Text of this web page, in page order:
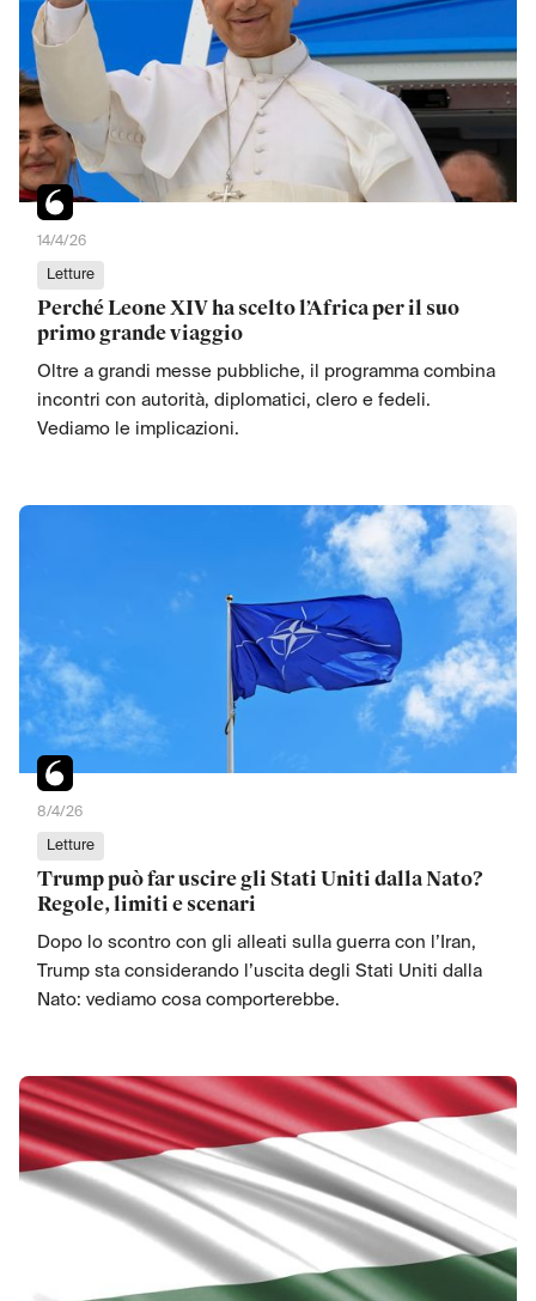
14/4/26
Letture
‍Perché Leone XIV ha scelto l’Africa per il suo
primo grande viaggio
Oltre a grandi messe pubbliche, il programma combina
incontri con autorità, diplomatici, clero e fedeli.
Vediamo le implicazioni.
8/4/26
Letture
Trump può far uscire gli Stati Uniti dalla Nato?
Regole, limiti e scenari
Dopo lo scontro con gli alleati sulla guerra con l’Iran,
Trump sta considerando l’uscita degli Stati Uniti dalla
Nato: vediamo cosa comporterebbe.